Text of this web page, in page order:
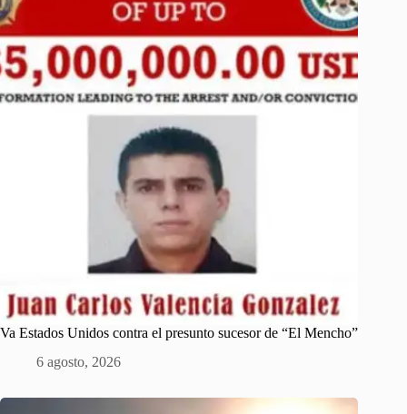
Va Estados Unidos contra el presunto sucesor de “El Mencho”
6 agosto, 2026